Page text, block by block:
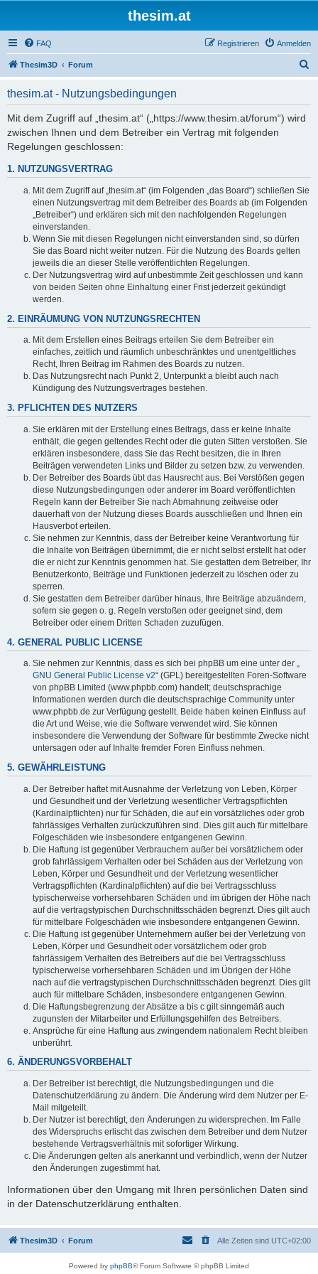
thesim.at
FAQ Anmelden
Registrieren
Thesim3D Forum
thesim.at - Nutzungsbedingungen
Mit dem Zugriff auf „thesim.at“ („https://www.thesim.at/forum“) wird
zwischen Ihnen und dem Betreiber ein Vertrag mit folgenden
Regelungen geschlossen:
1. NUTZUNGSVERTRAG
Mit dem Zugriff auf „thesim.at“ (im Folgenden „das Board“) schließen Sie
einen Nutzungsvertrag mit dem Betreiber des Boards ab (im Folgenden
„Betreiber“) und erklären sich mit den nachfolgenden Regelungen
einverstanden.
Wenn Sie mit diesen Regelungen nicht einverstanden sind, so dürfen
Sie das Board nicht weiter nutzen. Für die Nutzung des Boards gelten
jeweils die an dieser Stelle veröffentlichten Regelungen.
Der Nutzungsvertrag wird auf unbestimmte Zeit geschlossen und kann
von beiden Seiten ohne Einhaltung einer Frist jederzeit gekündigt
werden.
2. EINRÄUMUNG VON NUTZUNGSRECHTEN
Mit dem Erstellen eines Beitrags erteilen Sie dem Betreiber ein
einfaches, zeitlich und räumlich unbeschränktes und unentgeltliches
Recht, Ihren Beitrag im Rahmen des Boards zu nutzen.
Das Nutzungsrecht nach Punkt 2, Unterpunkt a bleibt auch nach
Kündigung des Nutzungsvertrages bestehen.
3. PFLICHTEN DES NUTZERS
Sie erklären mit der Erstellung eines Beitrags, dass er keine Inhalte
enthält, die gegen geltendes Recht oder die guten Sitten verstoßen. Sie
erklären insbesondere, dass Sie das Recht besitzen, die in Ihren
Beiträgen verwendeten Links und Bilder zu setzen bzw. zu verwenden.
Der Betreiber des Boards übt das Hausrecht aus. Bei Verstößen gegen
diese Nutzungsbedingungen oder anderer im Board veröffentlichten
Regeln kann der Betreiber Sie nach Abmahnung zeitweise oder
dauerhaft von der Nutzung dieses Boards ausschließen und Ihnen ein
Hausverbot erteilen.
Sie nehmen zur Kenntnis, dass der Betreiber keine Verantwortung für
die Inhalte von Beiträgen übernimmt, die er nicht selbst erstellt hat oder
die er nicht zur Kenntnis genommen hat. Sie gestatten dem Betreiber, Ihr
Benutzerkonto, Beiträge und Funktionen jederzeit zu löschen oder zu
sperren.
Sie gestatten dem Betreiber darüber hinaus, Ihre Beiträge abzuändern,
sofern sie gegen o. g. Regeln verstoßen oder geeignet sind, dem
Betreiber oder einem Dritten Schaden zuzufügen.
4. GENERAL PUBLIC LICENSE
Sie nehmen zur Kenntnis, dass es sich bei phpBB um eine unter der „
GNU General Public License v2“ (GPL) bereitgestellten Foren-Software
von phpBB Limited (www.phpbb.com) handelt; deutschsprachige
Informationen werden durch die deutschsprachige Community unter
www.phpbb.de zur Verfügung gestellt. Beide haben keinen Einfluss auf
die Art und Weise, wie die Software verwendet wird. Sie können
insbesondere die Verwendung der Software für bestimmte Zwecke nicht
untersagen oder auf Inhalte fremder Foren Einfluss nehmen.
5. GEWÄHRLEISTUNG
Der Betreiber haftet mit Ausnahme der Verletzung von Leben, Körper
und Gesundheit und der Verletzung wesentlicher Vertragspflichten
(Kardinalpflichten) nur für Schäden, die auf ein vorsätzliches oder grob
fahrlässiges Verhalten zurückzuführen sind. Dies gilt auch für mittelbare
Folgeschäden wie insbesondere entgangenen Gewinn.
Die Haftung ist gegenüber Verbrauchern außer bei vorsätzlichem oder
grob fahrlässigem Verhalten oder bei Schäden aus der Verletzung von
Leben, Körper und Gesundheit und der Verletzung wesentlicher
Vertragspflichten (Kardinalpflichten) auf die bei Vertragsschluss
typischerweise vorhersehbaren Schäden und im übrigen der Höhe nach
auf die vertragstypischen Durchschnittsschäden begrenzt. Dies gilt auch
für mittelbare Folgeschäden wie insbesondere entgangenen Gewinn.
Die Haftung ist gegenüber Unternehmern außer bei der Verletzung von
Leben, Körper und Gesundheit oder vorsätzlichem oder grob
fahrlässigem Verhalten des Betreibers auf die bei Vertragsschluss
typischerweise vorhersehbaren Schäden und im Übrigen der Höhe
nach auf die vertragstypischen Durchschnittsschäden begrenzt. Dies gilt
auch für mittelbare Schäden, insbesondere entgangenen Gewinn.
Die Haftungsbegrenzung der Absätze a bis c gilt sinngemäß auch
zugunsten der Mitarbeiter und Erfüllungsgehilfen des Betreibers.
Ansprüche für eine Haftung aus zwingendem nationalem Recht bleiben
unberührt.
6. ÄNDERUNGSVORBEHALT
Der Betreiber ist berechtigt, die Nutzungsbedingungen und die
Datenschutzerklärung zu ändern. Die Änderung wird dem Nutzer per E-
Mail mitgeteilt.
Der Nutzer ist berechtigt, den Änderungen zu widersprechen. Im Falle
des Widerspruchs erlischt das zwischen dem Betreiber und dem Nutzer
bestehende Vertragsverhältnis mit sofortiger Wirkung.
Die Änderungen gelten als anerkannt und verbindlich, wenn der Nutzer
den Änderungen zugestimmt hat.
Informationen über den Umgang mit Ihren persönlichen Daten sind
in der Datenschutzerklärung enthalten.
Thesim3D Forum Alle Zeiten sind UTC+02:00
Powered by phpBB® Forum Software © phpBB Limited